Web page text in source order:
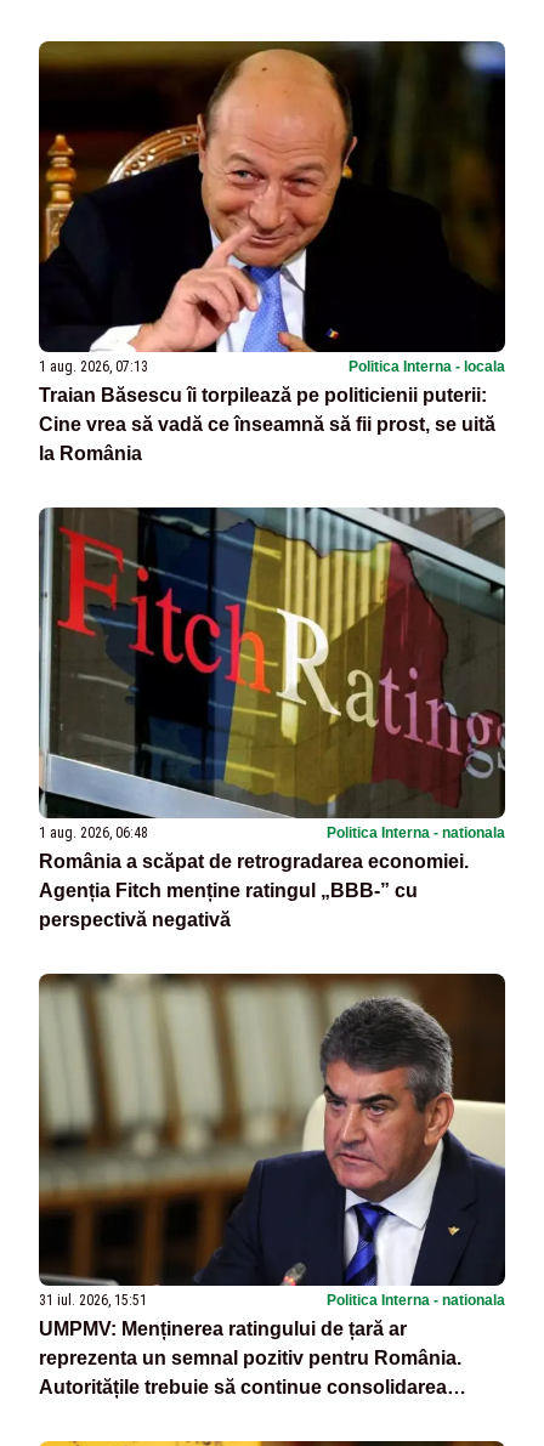
1 aug. 2026, 07:13 Politica Interna - locala
Traian Băsescu îi torpilează pe politicienii puterii:
Cine vrea să vadă ce înseamnă să fii prost, se uită
la România
1 aug. 2026, 06:48 Politica Interna - nationala
România a scăpat de retrogradarea economiei.
Agenția Fitch menține ratingul „BBB-” cu
perspectivă negativă
31 iul. 2026, 15:51 Politica Interna - nationala
UMPMV: Menținerea ratingului de țară ar
reprezenta un semnal pozitiv pentru România.
Autoritățile trebuie să continue consolidarea